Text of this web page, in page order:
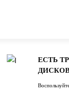
ЕСТЬ